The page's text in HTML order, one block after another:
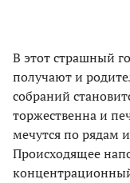
В этот страшный
получают и
собраний
торжественна и
мечутся по рядам
Происходящее